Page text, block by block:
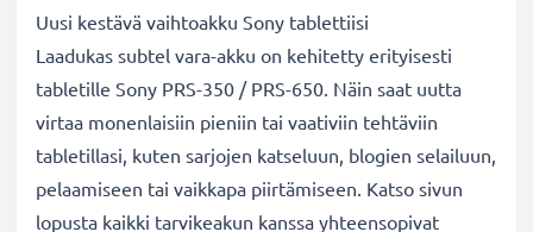
Uusi kestävä vaihtoakku Sony tablettiisi
Laadukas subtel vara-akku on kehitetty erityisesti
tabletille Sony PRS-350 / PRS-650. Näin saat uutta
virtaa monenlaisiin pieniin tai vaativiin tehtäviin
tabletillasi, kuten sarjojen katseluun, blogien selailuun,
pelaamiseen tai vaikkapa piirtämiseen. Katso sivun
lopusta kaikki tarvikeakun kanssa yhteensopivat